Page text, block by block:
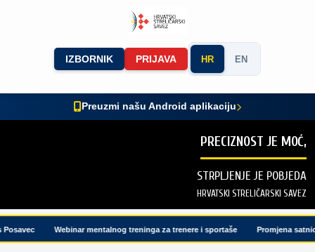
IZBORNIK PRIJAVA HR EN
Preuzmi našu Android aplikaciju
PRECIZNOST JE MOĆ,
STRPLJENJE JE POBJEDA
HRVATSKI STRELIČARSKI SAVEZ
Webinar mentalnog treninga za trenere i sportaše Promjena satnice